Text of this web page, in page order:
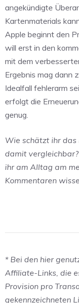
angekündigte
Kartenmaterials
Apple beginnt den
will erst in den
mit dem
Ergebnis mag dann
Idealfall fehlerarm
erfolgt die
genug.
Wie schätzt ihr das
damit
ihr am Alltag am
Kommentaren
* Bei den hier
Affiliate-Links, die
Provision pro
gekennzeichneten